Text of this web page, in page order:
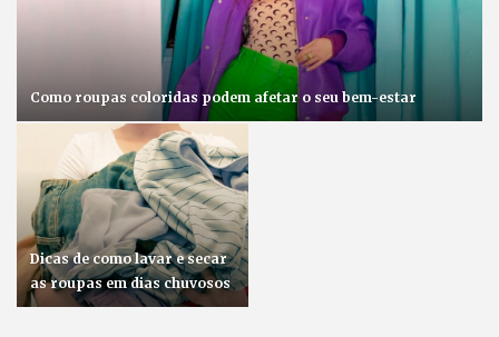
Como roupas coloridas podem afetar o seu bem-estar
Dicas de como lavar e secar
as roupas em dias chuvosos